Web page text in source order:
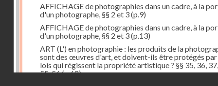
AFFICHAGE de photographies dans un cadre, à la
d'un photographe, §§ 2 et 3(p.9)
AFFICHAGE de photographies dans un cadre, à la
d'un photographe, §§ 2 et 3(p.13)
ART (L') en photographie : les produits de la
sont des œuvres d'art, et doivent-ils être protégés par
lois qui régissent la propriété artistique ? §§ 35, 36,
55, 56(p.68)